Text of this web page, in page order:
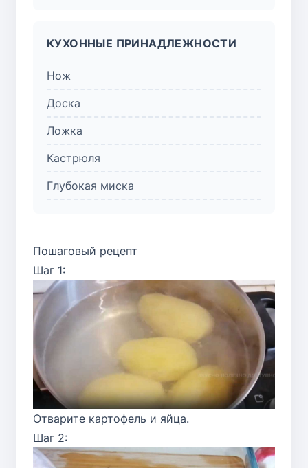
КУХОННЫЕ ПРИНАДЛЕЖНОСТИ
Нож
Доска
Ложка
Кастрюля
Глубокая миска
Пошаговый рецепт
Шаг 1:
Отварите картофель и яйца.
Шаг 2: